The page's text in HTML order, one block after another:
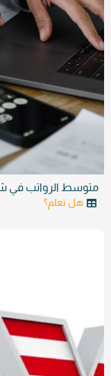
متوسط الرواتب في
هل تعلم؟